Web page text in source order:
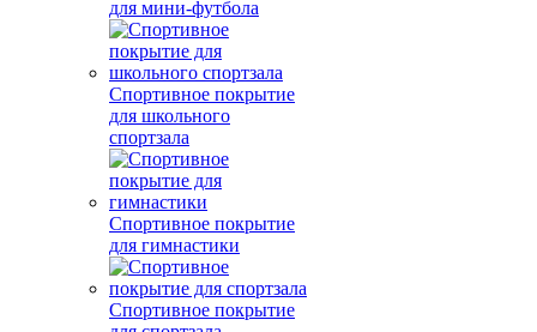
для мини-футбола
Спортивное покрытие
для школьного
спортзала
Спортивное покрытие
для гимнастики
Спортивное покрытие